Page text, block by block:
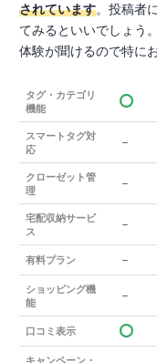
されています。投稿者
てみるといいでしょう
体験が聞けるので特に
タグ・カテゴリ
機能
スマートタグ対
応
－
クローゼット管
理
－
宅配収納サービ
ス
－
有料プラン －
ショッピング機
能
－
口コミ表示
キャンペーン・